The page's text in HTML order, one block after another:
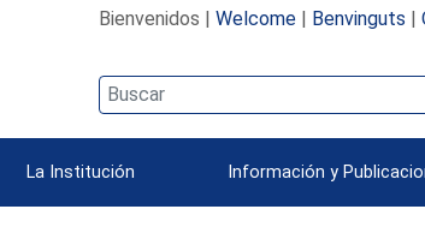
Bienvenidos | Welcome| Benvinguts |
La Institución Información y